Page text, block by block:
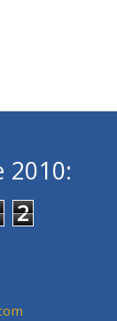
2010:
2